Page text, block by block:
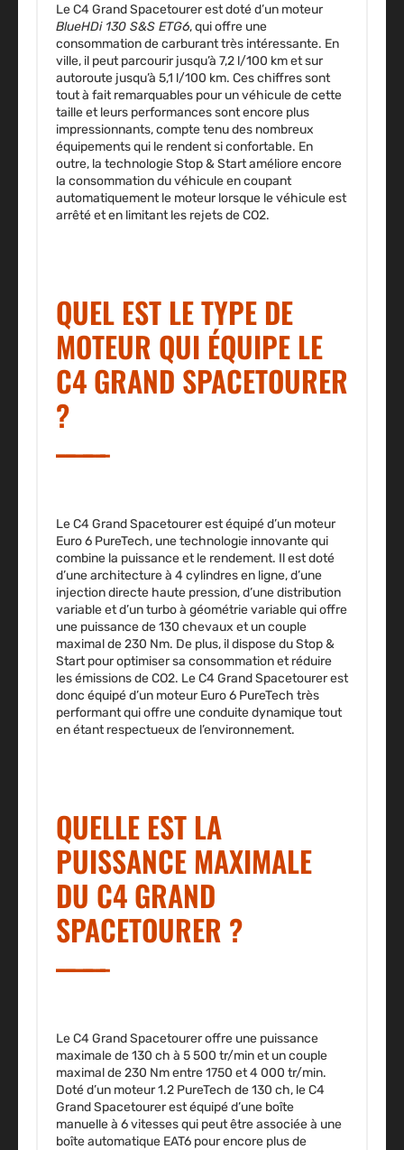
Le C4 Grand Spacetourer est doté d’un moteur
BlueHDi 130 S&S ETG6, qui offre une
consommation de carburant très intéressante. En
ville, il peut parcourir jusqu’à 7,2 l/100 km et sur
autoroute jusqu’à 5,1 l/100 km. Ces chiffres sont
tout à fait remarquables pour un véhicule de cette
taille et leurs performances sont encore plus
impressionnants, compte tenu des nombreux
équipements qui le rendent si confortable. En
outre, la technologie Stop & Start améliore encore
la consommation du véhicule en coupant
automatiquement le moteur lorsque le véhicule est
arrêté et en limitant les rejets de CO2.
QUEL EST LE TYPE DE
MOTEUR QUI ÉQUIPE LE
C4 GRAND SPACETOURER
?
Le C4 Grand Spacetourer est équipéd’un moteur
Euro 6 PureTech, une technologie innovante qui
combine la puissance et le rendement. Il est doté
d’une architectureà 4 cylindres en ligne, d’une
injection directe haute pression, d’une distribution
variable et d’un turbo à géométrie variable qui offre
une puissance de 130 chevaux et un couple
maximal de230 Nm. De plus, il dispose du Stop &
Start pour optimiser sa consommation et réduire
les émissions de CO2. Le C4 Grand Spacetourer est
donc équipé d’un moteur Euro 6 PureTech très
performant qui offre une conduite dynamique tout
en étant respectueux de l’environnement.
QUELLE EST LA
PUISSANCE MAXIMALE
DU C4 GRAND
SPACETOURER ?
Le C4 Grand Spacetourer offre une puissance
maximale de 130 ch à 5 500 tr/min et un couple
maximal de 230 Nm entre 1750 et 4 000 tr/min.
Doté d’un moteur 1.2 PureTech de 130 ch, le C4
Grand Spacetourer est équipé d’une boîte
manuelle à 6 vitesses qui peut être associée à une
boîte automatique EAT6 pour encore plus de